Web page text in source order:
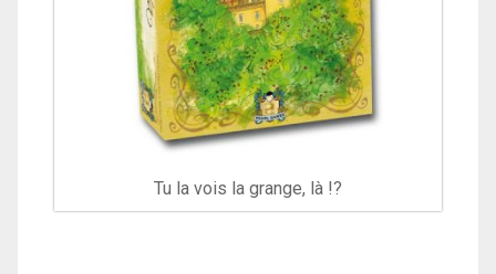
Tu la vois la grange, là !?